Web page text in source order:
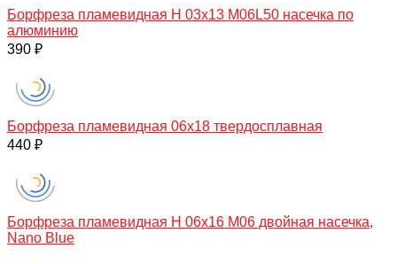
Борфреза пламевидная H 03х13 M06L50 насечка по
алюминию
390 ₽
Борфреза пламевидная 06х18 твердосплавная
440 ₽
Борфреза пламевидная H 06х16 M06 двойная насечка,
Nano Blue